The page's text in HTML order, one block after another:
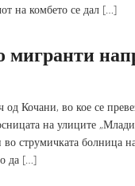
на комбето се дал […]
мигранти
од Кочани, во кое се
на улиците
во струмичката болница
да […]